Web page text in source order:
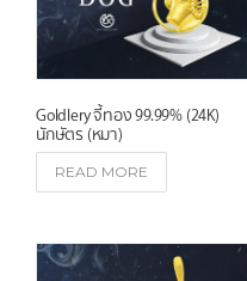
Goldlery จี้ทอง 99.99% (24K)
นักษัตร (หมา)
READ MORE